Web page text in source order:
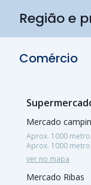
Região e
Comércio
Mercado
Aprox. 1000
Aprox. 1000
ver no mapa
Mercado Ribas